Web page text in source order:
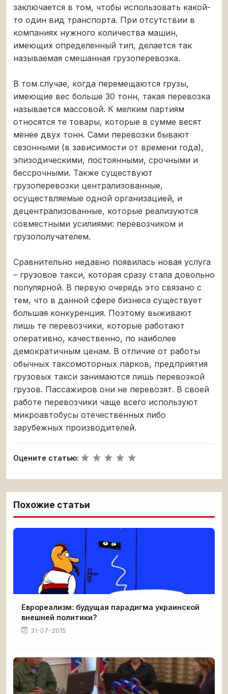
заключается в том, чтобы использовать какой-
то один вид транспорта. При отсутствии в
компаниях нужного количества машин,
имеющих определенный тип, делается так
называемая смешанная грузоперевозка.
В том случае, когда перемещаются грузы,
имеющие вес больше 30 тонн, такая перевозка
называется массовой. К мелким партиям
относятся те товары, которые в сумме весят
менее двух тонн. Сами перевозки бывают
сезонными (в зависимости от времени года),
эпизодическими, постоянными, срочными и
бессрочными. Также существуют
грузоперевозки централизованные,
осуществляемые одной организацией, и
децентрализованные, которые реализуются
совместными усилиями: перевозчиком и
грузополучателем.
Сравнительно недавно появилась новая услуга
– грузовое такси, которая сразу стала довольно
популярной. В первую очередь это связано с
тем, что в данной сфере бизнеса существует
большая конкуренция. Поэтому выживают
лишь те перевозчики, которые работают
оперативно, качественно, по наиболее
демократичным ценам. В отличие от работы
обычных таксомоторных парков, предприятия
грузовых такси занимаются лишь перевозкой
грузов. Пассажиров они не перевозят. В своей
работе перевозчики чаще всего используют
микроавтобусы отечественных либо
зарубежных производителей.
Оцените статью:
Похожие статьи
Еврореализм: будущая парадигма украинской
внешней политики?
31-07-2015